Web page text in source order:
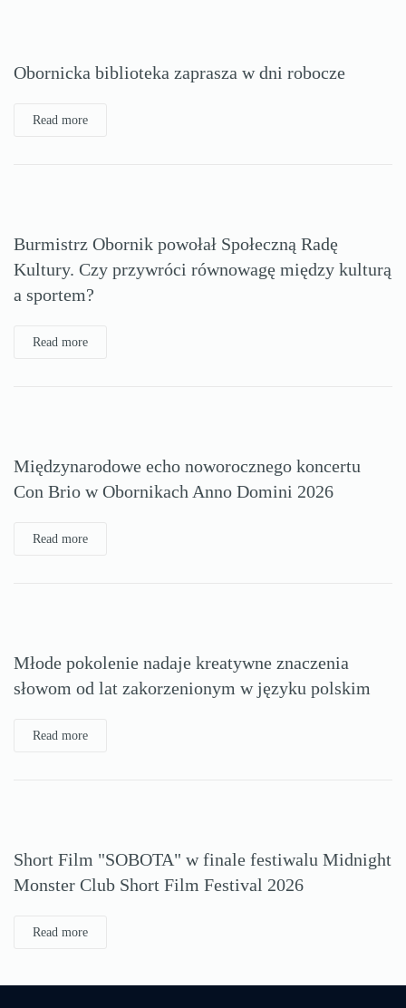
Obornicka biblioteka zaprasza w dni robocze
Read more
Burmistrz Obornik powołał Społeczną Radę
Kultury. Czy przywróci równowagę między kulturą
a sportem?
Read more
Międzynarodowe echo noworocznego koncertu
Con Brio w Obornikach Anno Domini 2026
Read more
Młode pokolenie nadaje kreatywne znaczenia
słowom od lat zakorzenionym w języku polskim
Read more
Short Film "SOBOTA" w finale festiwalu Midnight
Monster Club Short Film Festival 2026
Read more